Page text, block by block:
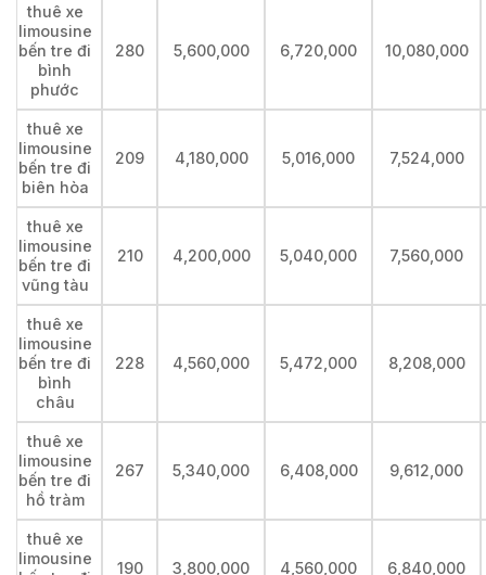
thuê xe
limousine
bến tre đi
bình
phước
280 5,600,000 6,720,000 10,080,000
thuê xe
limousine
bến tre đi
biên hòa
209 4,180,000 5,016,000 7,524,000
thuê xe
limousine
bến tre đi
vũng tàu
210 4,200,000 5,040,000 7,560,000
thuê xe
limousine
bến tre đi
bình
châu
228 4,560,000 5,472,000 8,208,000
thuê xe
limousine
bến tre đi
hồ tràm
267 5,340,000 6,408,000 9,612,000
thuê xe
limousine
190 3,800,000 4,560,000 6,840,000